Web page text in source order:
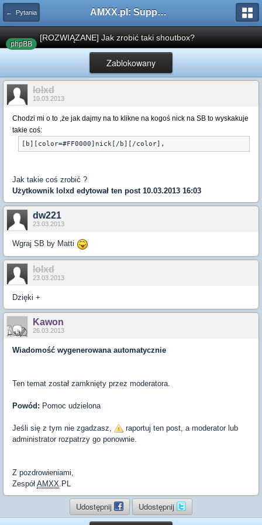
← Pytania AMXX.pl: Support AMX Mod X i SourceMod
phpBB
[ROZWIĄZANE] Jak zrobić taki shoutbox?
Zablokowany
lolxd
10.03.2013
Chodzi mi o to ,że jak dajmy na to klikne na kogoś nick na SB to wyskakuje
takie coś:
[b][color=#FF0000]nick[/b][/color],
Jak takie coś zrobić ?
Użytkownik lolxd edytował ten post 10.03.2013 16:03
dw221
23.03.2013
Wgraj SB by Matti
lolxd
23.03.2013
Dzięki +
Kawon
26.03.2013
Wiadomość wygenerowana automatycznie
Ten temat został zamknięty przez moderatora.
Powód: Pomoc udzielona
Jeśli się z tym nie zgadzasz,
raportuj ten post, a moderator lub
administrator rozpatrzy go ponownie.
Z pozdrowieniami,
Zespół AMXX .PL
Udostępnij Udostępnij